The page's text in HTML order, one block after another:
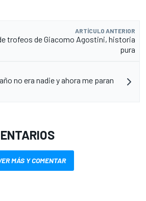
ARTÍCULO ANTERIOR
trofeos de Giacomo Agostini, historia
pura
no era nadie y ahora me paran
MÁS Y COMENTAR